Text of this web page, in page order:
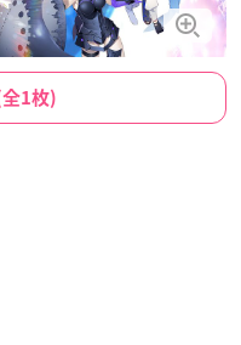
1枚)